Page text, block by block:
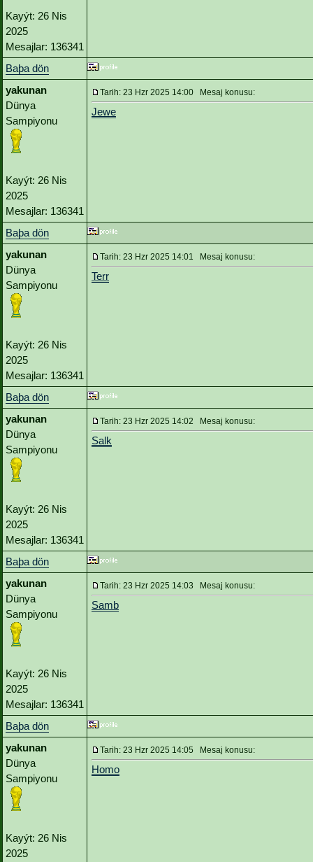
Kayýt: 26 Nis
2025
Mesajlar: 136341
Baþa dön
yakunan
Dünya
Sampiyonu
Kayýt: 26 Nis
2025
Mesajlar: 136341
Tarih: 23 Hzr 2025 14:00 Mesaj konusu:
Jewe
Baþa dön
yakunan
Dünya
Sampiyonu
Kayýt: 26 Nis
2025
Mesajlar: 136341
Tarih: 23 Hzr 2025 14:01 Mesaj konusu:
Terr
Baþa dön
yakunan
Dünya
Sampiyonu
Kayýt: 26 Nis
2025
Mesajlar: 136341
Tarih: 23 Hzr 2025 14:02 Mesaj konusu:
Salk
Baþa dön
yakunan
Dünya
Sampiyonu
Kayýt: 26 Nis
2025
Mesajlar: 136341
Tarih: 23 Hzr 2025 14:03 Mesaj konusu:
Samb
Baþa dön
yakunan
Dünya
Sampiyonu
Kayýt: 26 Nis
2025
Tarih: 23 Hzr 2025 14:05 Mesaj konusu:
Homo